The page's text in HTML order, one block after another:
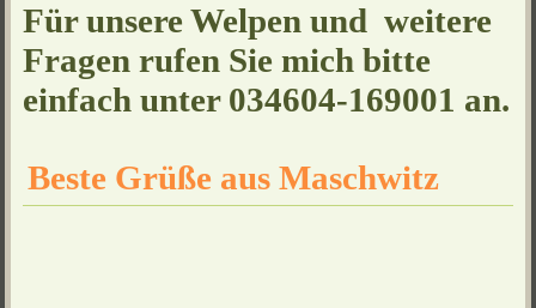
Für unsere Welpen und weitere
Fragen rufen Sie mich bitte
einfach unter 034604-169001 an.
Beste Grüße aus Maschwitz